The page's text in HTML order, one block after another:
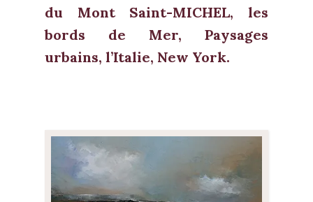
du Mont Saint-MICHEL, les
bords de Mer, Paysages
urbains, l’Italie, New York.